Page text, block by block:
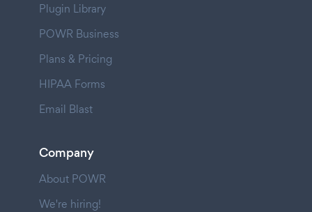
Plugin Library
POWR Business
Plans & Pricing
HIPAA Forms
Email Blast
Company
About POWR
We're hiring!